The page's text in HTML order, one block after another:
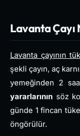
Lavanta
Lavanta çayının
şekli çayın, aç
yemeğinden 2
yararlarının söz
günde 1 fincan
öngörülür.